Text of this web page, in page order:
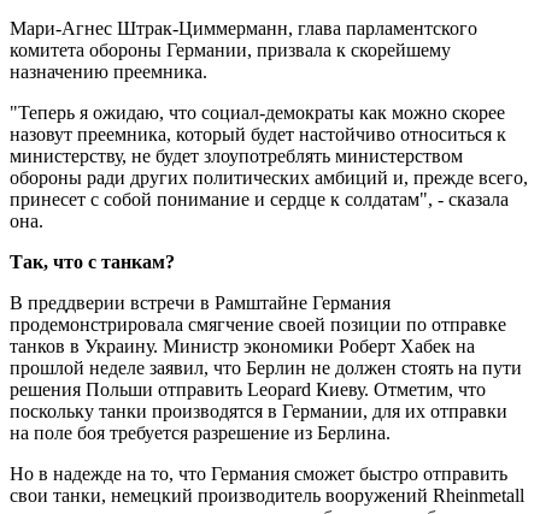
Мари-Агнес Штрак-Циммерманн, глава парламентского
комитета обороны Германии, призвала к скорейшему
назначению преемника.
"Теперь я ожидаю, что социал-демократы как можно скорее
назовут преемника, который будет настойчиво относиться к
министерству, не будет злоупотреблять министерством
обороны ради других политических амбиций и, прежде всего,
принесет с собой понимание и сердце к солдатам", - сказала
она.
Так, что с танкам?
В преддверии встречи в Рамштайне Германия
продемонстрировала смягчение своей позиции по отправке
танков в Украину. Министр экономики Роберт Хабек на
прошлой неделе заявил, что Берлин не должен стоять на пути
решения Польши отправить Leopard Киеву. Отметим, что
поскольку танки производятся в Германии, для их отправки
на поле боя требуется разрешение из Берлина.
Но в надежде на то, что Германия сможет быстро отправить
свои танки, немецкий производитель вооружений Rheinmetall